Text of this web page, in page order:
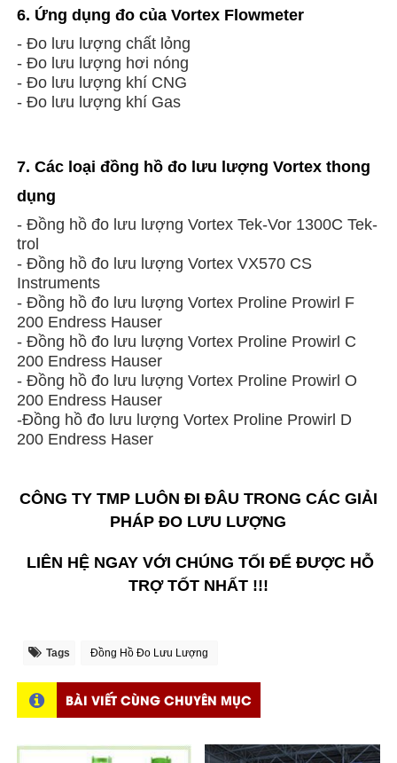
6. Ứng dụng đo của Vortex Flowmeter
- Đo lưu lượng chất lỏng
- Đo lưu lượng hơi nóng
- Đo lưu lượng khí CNG
- Đo lưu lượng khí Gas
7. Các loại đồng hồ đo lưu lượng Vortex thong
dụng
- Đồng hồ đo lưu lượng Vortex Tek-Vor 1300C Tek-
trol
- Đồng hồ đo lưu lượng Vortex VX570 CS
Instruments
- Đồng hồ đo lưu lượng Vortex Proline Prowirl F
200 Endress Hauser
- Đồng hồ đo lưu lượng Vortex Proline Prowirl C
200 Endress Hauser
- Đồng hồ đo lưu lượng Vortex Proline Prowirl O
200 Endress Hauser
-Đồng hồ đo lưu lượng Vortex Proline Prowirl D
200 Endress Haser
CÔNG TY TMP LUÔN ĐI ĐÂU TRONG CÁC GIẢI
PHÁP ĐO LƯU LƯỢNG
LIÊN HỆ NGAY VỚI CHÚNG TỐI ĐỂ ĐƯỢC HỖ
TRỢ TỐT NHẤT !!!
Tags Đồng Hồ Đo Lưu Lượng
BÀI VIẾT CÙNG CHUYÊN MỤC